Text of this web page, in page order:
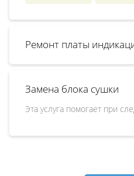
Ремонт платы
Замена блока сушки
Эта услуга помогает при